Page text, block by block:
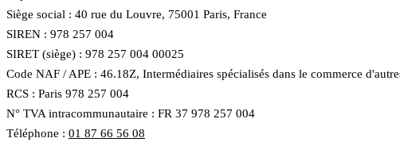
Siège social : 40 rue du Louvre, 75001 Paris, France
SIREN : 978 257 004
SIRET (siège) : 978 257 004 00025
Code NAF / APE : 46.18Z, Intermédiaires spécialisés dans le commerce
RCS : Paris 978 257 004
N° TVA intracommunautaire : FR 37 978 257 004
Téléphone : 01 87 66 56 08